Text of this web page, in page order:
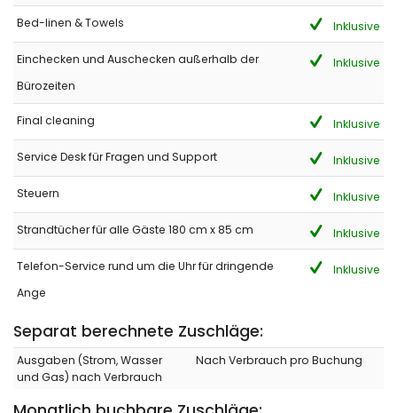
Bed-linen & Towels Inklusive
Einchecken und Auschecken außerhalb der
Bürozeiten
Inklusive
Final cleaning Inklusive
Service Desk für Fragen und Support Inklusive
Steuern Inklusive
Strandtücher für alle Gäste 180 cm x 85 cm Inklusive
Telefon-Service rund um die Uhr für dringende
Ange
Inklusive
Separat berechnete Zuschläge:
Ausgaben (Strom, Wasser
und Gas) nach Verbrauch
Nach Verbrauch pro Buchung